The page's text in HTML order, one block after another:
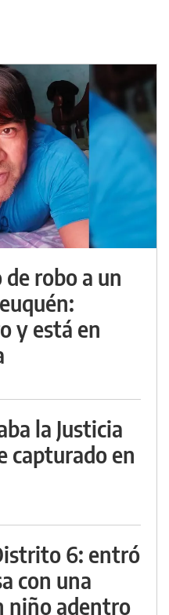
robo a un
y está en
la Justicia
capturado en
6: entró
con una
niño adentro